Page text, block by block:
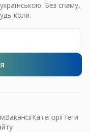
Без спаму,
коли.
ВакансіїКатегоріїТеги